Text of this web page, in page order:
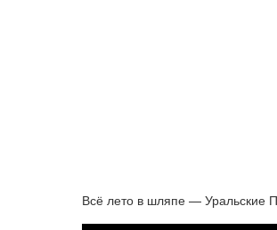
Всё лето в шляпе — Уральские